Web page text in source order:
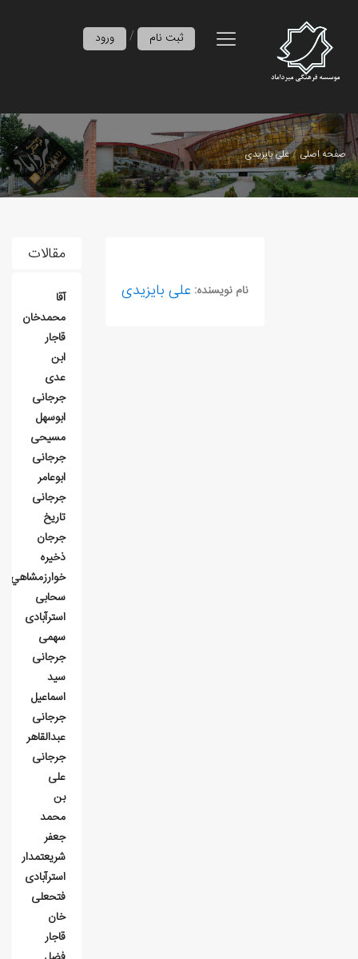
ورود / ثبت نام
صفحه اصلی علی بایزیدی
مقالات
آقا
محمدخان
قاجار
ابن
عدی
جرجانی
ابوسهل
مسیحی
جرجانی
ابوعامر
جرجانی
تاریخ
جرجان
ذخيره
خوارزمشاهي
سحابی
استرآبادی
سهمی
جرجانی
سید
اسماعیل
جرجانی
عبدالقاهر
جرجانی
علی
بن
محمد
جعفر
شريعتمدار
استرآبادی
فتحعلی
خان
قاجار
نام نویسنده: علی بایزیدی